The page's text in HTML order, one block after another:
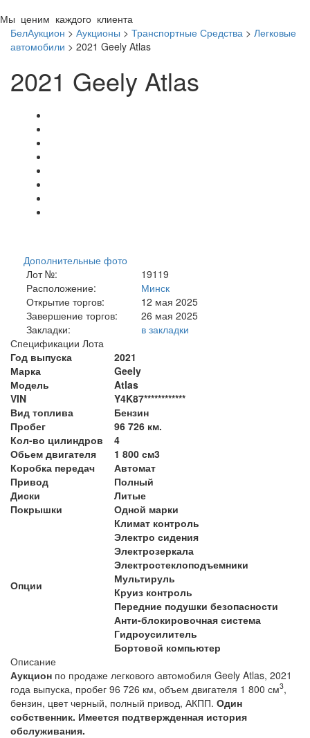
Мы ценим каждого клиента
БелАукцион > Аукционы > Транспортные Средства > Легковые
автомобили > 2021 Geely Atlas
2021 Geely Atlas
Дополнительные фото
Лот №:
19119
Расположение:
Минск
Открытие торгов:
12 мая 2025
Завершение торгов:
26 мая 2025
Закладки:
в закладки
Спецификации Лота
Год выпуска
2021
Марка
Geely
Модель
Atlas
VIN
Y4K87************
Вид топлива
Бензин
Пробег
96 726 км.
Кол-во цилиндров
4
Обьем двигателя
1 800 см3
Коробка передач
Автомат
Привод
Полный
Диски
Литые
Покрышки
Одной марки
Опции
Климат контроль
Электро сидения
Электрозеркала
Электростеклоподъемники
Мультируль
Круиз контроль
Передние подушки безопасности
Анти-блокировочная система
Гидроусилитель
Бортовой компьютер
Описание
Аукцион по продаже легкового автомобиля Geely Atlas, 2021
года выпуска, пробег 96 726 км, объем двигателя 1 800 см3,
бензин, цвет черный, полный привод, АКПП. Один
собственник. Имеется подтвержденная история
обслуживания.